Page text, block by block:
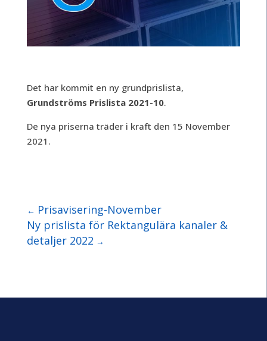
Det har kommit en ny grundprislista,
Grundströms Prislista 2021-10.
De nya priserna träder i kraft den 15 November
2021.
← Prisavisering-November
Ny prislista för Rektangulära kanaler &
detaljer 2022 →